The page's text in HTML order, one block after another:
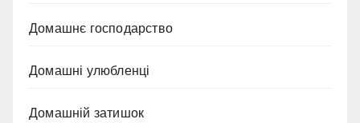
Домашнє господарство
Домашні улюбленці
Домашній затишок